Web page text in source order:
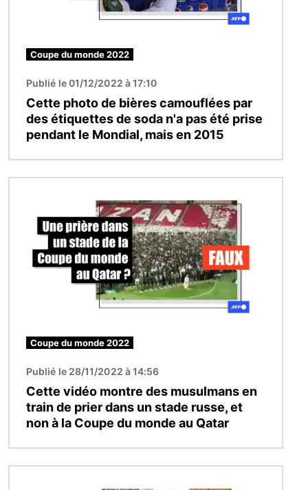
Coupe du monde 2022
Publié le 01/12/2022 à 17:10
Cette photo de bières camouflées par
des étiquettes de soda n'a pas été prise
pendant le Mondial, mais en 2015
Coupe du monde 2022
Publié le 28/11/2022 à 14:56
Cette vidéo montre des musulmans en
train de prier dans un stade russe, et
non à la Coupe du monde au Qatar